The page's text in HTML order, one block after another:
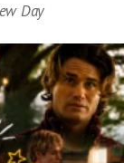
Day